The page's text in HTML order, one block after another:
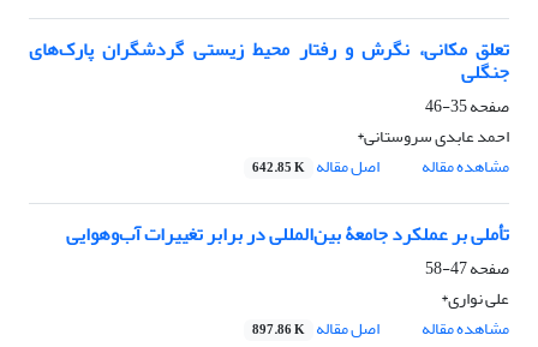
تعلق مکانی، نگرش و رفتار محیط‌ زیستی گردشگران پارک‌های
جنگلی
صفحه35-46
احمد عابدی سروستانی*
مشاهده مقاله
اصل مقاله 642.85 K
تأملی بر عملکرد جامعۀ بین‌المللی در برابر تغییرات آب‌وهوایی
صفحه47-58
علی نواری*
مشاهده مقاله
اصل مقاله 897.86 K